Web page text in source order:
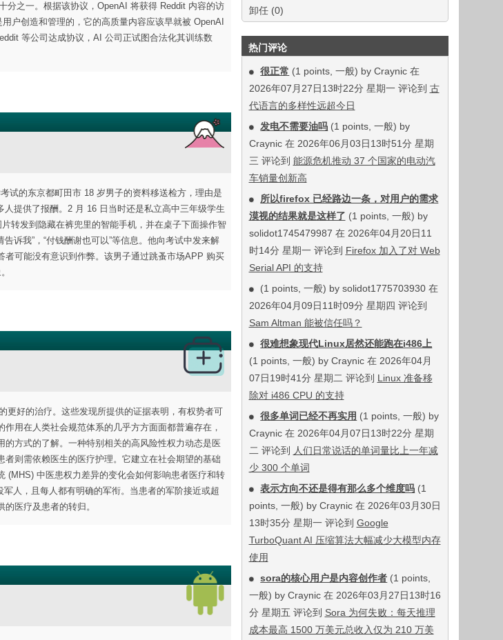
卸任 (0)
热门评论
很正常 (1 points, 一般) by Craynic 在
2026年07月27日13时22分 星期一 评论到 古
代语言的多样性远超今日
发电不需要油吗 (1 points, 一般) by
Craynic 在 2026年06月03日13时51分 星期
三 评论到 能源危机推动 37 个国家的电动汽
车销量创新高
所以firefox 已经路边一条，对用户的需求
漠视的结果就是这样了 (1 points, 一般) by
solidot1745479987 在 2026年04月20日11
时14分 星期一 评论到 Firefox 加入了对 Web
Serial API 的支持
(1 points, 一般) by solidot1775703930 在
2026年04月09日11时09分 星期四 评论到
Sam Altman 能被信任吗？
很难想象现代Linux居然还能跑在i486上
(1 points, 一般) by Craynic 在 2026年04月
07日19时41分 星期二 评论到 Linux 准备移
除对 i486 CPU 的支持
很多单词已经不再实用 (1 points, 一般) by
Craynic 在 2026年04月07日13时22分 星期
二 评论到
人们日常说话的单词量比上一年减
少 300 个单词
表示方向不还是得有那么多个维度吗 (1
points, 一般) by Craynic 在 2026年03月30日
13时35分 星期一 评论到 Google
TurboQuant AI 压缩算法大幅减少大模型内存
使用
sora的核心用户是内容创作者 (1 points,
一般) by Craynic 在 2026年03月27日13时16
分 星期五 评论到 Sora 为何失败：每天推理
成本最高 1500 万美元总收入仅为 210 万美
分之一。根据该协议，OpenAI 将获得 Reddit 内容的访
户创造和管理的，它的高质量内容应该早就被 OpenAI
等公司达成协议，AI 公司正试图合法化其训练数
试的东京都町田市 18 岁男子的资料移送检方，理由是
人提供了报酬。2 月 16 日当时还是私立高中三年级学生
转发到隐藏在裤兜里的智能手机，并在桌子下面操作智
诉我”，“付钱酬谢也可以”等信息。他向考试中发来解
可能没有意识到作弊。该男子通过跳蚤市场APP 购买
更好的治疗。这些发现所提供的证据表明，有权势者可
用在人类社会规范体系的几乎方方面面都普遍存在，
方式的了解。一种特别相关的高风险性权力动态是医
则需依赖医生的医疗护理。它建立在社会期望的基础
(MHS) 中医患权力差异的变化会如何影响患者医疗和转
人，且每人都有明确的军衔。当患者的军阶接近或超
医疗及患者的转归。